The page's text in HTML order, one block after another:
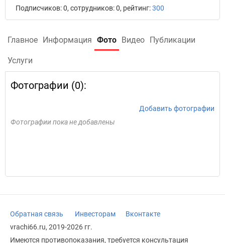
Подписчиков: 0, сотрудников: 0, рейтинг:300
Главное Информация Фото Видео Публикации
Услуги
Фотографии (0):
Добавить фотографии
Фотографии пока не добавлены
Обратная связь Инвесторам
Вконтакте
vrachi66.ru, 2019-2026 гг.
Имеются противопоказания, требуется консультация